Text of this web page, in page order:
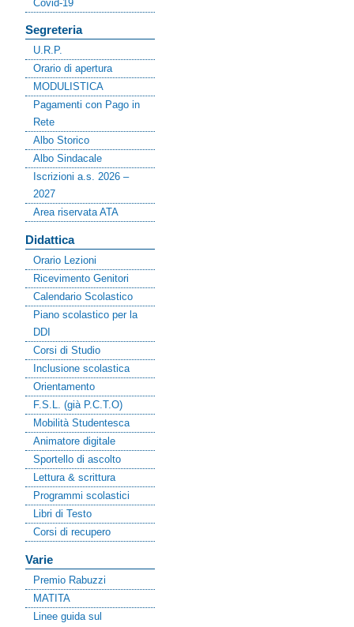
Covid-19
Segreteria
U.R.P.
Orario di apertura
MODULISTICA
Pagamenti con Pago in
Rete
Albo Storico
Albo Sindacale
Iscrizioni a.s. 2026 –
2027
Area riservata ATA
Didattica
Orario Lezioni
Ricevimento Genitori
Calendario Scolastico
Piano scolastico per la
DDI
Corsi di Studio
Inclusione scolastica
Orientamento
F.S.L. (già P.C.T.O)
Mobilità Studentesca
Animatore digitale
Sportello di ascolto
Lettura & scrittura
Programmi scolastici
Libri di Testo
Corsi di recupero
Varie
Premio Rabuzzi
MATITA
Linee guida sul